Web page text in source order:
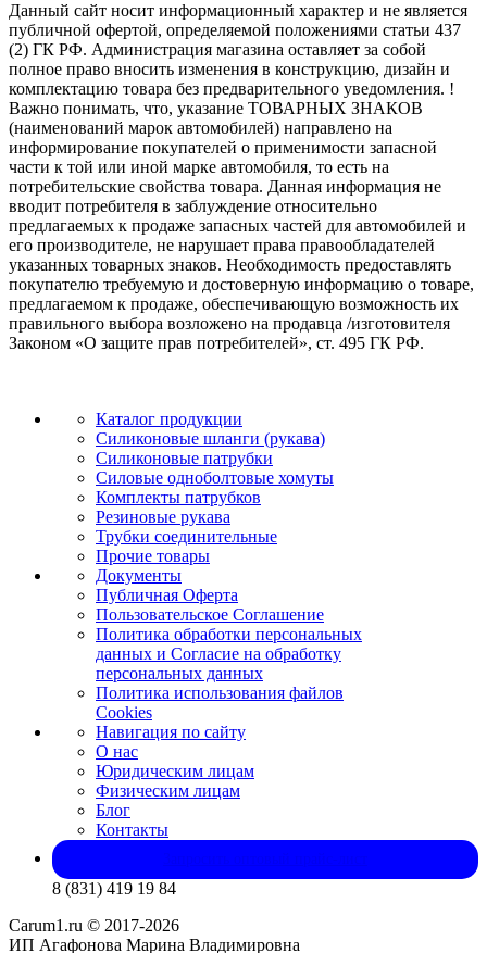
Данный сайт носит информационный характер и не является
публичной офертой, определяемой положениями статьи 437
(2) ГК РФ. Администрация магазина оставляет за собой
полное право вносить изменения в конструкцию, дизайн и
комплектацию товара без предварительного уведомления. !
Важно понимать, что, указание ТОВАРНЫХ ЗНАКОВ
(наименований марок автомобилей) направлено на
информирование покупателей о применимости запасной
части к той или иной марке автомобиля, то есть на
потребительские свойства товара. Данная информация не
вводит потребителя в заблуждение относительно
предлагаемых к продаже запасных частей для автомобилей и
его производителе, не нарушает права правообладателей
указанных товарных знаков. Необходимость предоставлять
покупателю требуемую и достоверную информацию о товаре,
предлагаемом к продаже, обеспечивающую возможность их
правильного выбора возложено на продавца /изготовителя
Законом «О защите прав потребителей», ст. 495 ГК РФ.
Каталог продукции
Силиконовые шланги (рукава)
Силиконовые патрубки
Силовые одноболтовые хомуты
Комплекты патрубков
Резиновые рукава
Трубки соединительные
Прочие товары
Документы
Публичная Оферта
Пользовательское Соглашение
Политика обработки персональных
данных и Согласие на обработку
персональных данных
Политика использования файлов
Cookies
Навигация по сайту
О нас
Юридическим лицам
Физическим лицам
Блог
Контакты
8 (831) 419 19 84
Carum1.ru © 2017-2026
ИП Агафонова Марина Владимировна